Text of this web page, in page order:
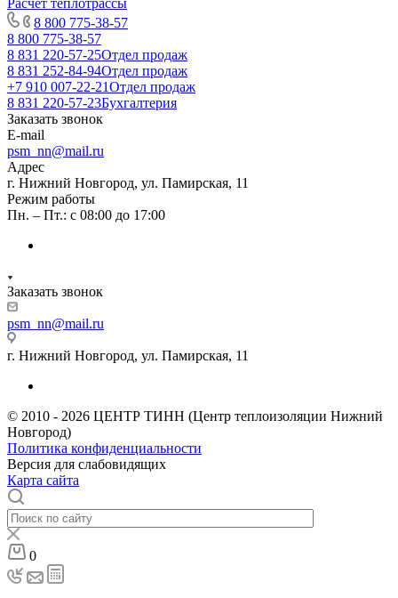
8 800 775-38-57
8 800 775-38-57
8 831 220-57-25Отдел продаж
8 831 252-84-94Отдел продаж
+7 910 007-22-21Отдел продаж
8 831 220-57-23Бухгалтерия
Заказать звонок
E-mail
psm_nn@mail.ru
Адрес
г. Нижний Новгород, ул. Памирская, 11
Режим работы
Пн. – Пт.: с 08:00 до 17:00
Заказать звонок
psm_nn@mail.ru
г. Нижний Новгород, ул. Памирская, 11
© 2010 - 2026 ЦЕНТР ТИНН (Центр теплоизоляции Нижний
Новгород)
Политика конфиденциальности
Версия для слабовидящих
Карта сайта
0